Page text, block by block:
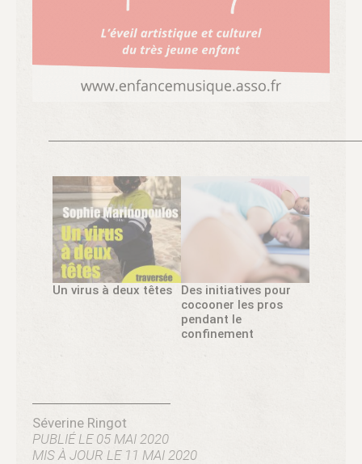
Un virus à deux têtes
Des initiatives pour
cocooner les pros
pendant le
confinement
Séverine Ringot
PUBLIÉ LE 05 MAI 2020
MIS À JOUR LE 11 MAI 2020